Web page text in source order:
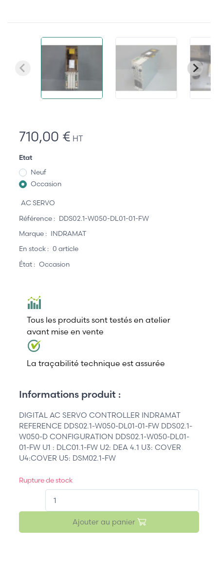
710,00 € HT
Etat
Neuf
Occasion
AC SERVO
Référence : DDS02.1-W050-DL01-01-FW
Marque : INDRAMAT
En stock : 0 article
État : Occasion
Tous les produits sont testés en atelier
avant mise en vente
La traçabilité technique est assurée
Informations produit :
DIGITAL AC SERVO CONTROLLER INDRAMAT
REFERENCE DDS02.1-W050-DL01-01-FW DDS02.1-
W050-D CONFIGURATION DDS02.1-W050-DL01-
01-FW U1 : DLC01.1-FW U2: DEA 4.1 U3: COVER
U4:COVER U5: DSM02.1-FW
Rupture de stock
Ajouter au panier